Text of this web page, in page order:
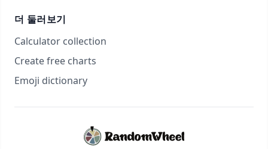
더 둘러보기
Calculator collection
Create free charts
Emoji dictionary